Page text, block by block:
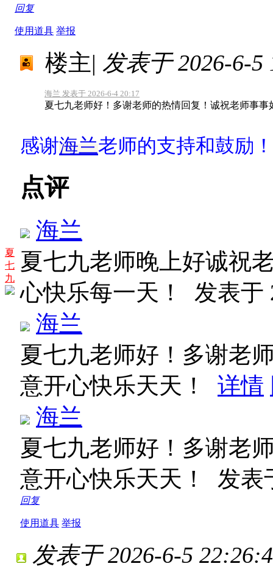
回复
使用道具 举报
夏
七
九
楼主| 发表于 2026-6-5
海兰 发表于 2026-6-4 20:17
夏七九老师好！多谢老师的热情回复！诚祝老师事
感谢海兰老师的支持和鼓励！
点评
海兰
夏七九老师晚上好诚祝
心快乐每一天！ 发表于
海兰
夏七九老师好！多谢老
意开心快乐天天！ 详情
海兰
夏七九老师好！多谢老
意开心快乐天天！ 发表
回复
使用道具 举报
发表于 2026-6-5